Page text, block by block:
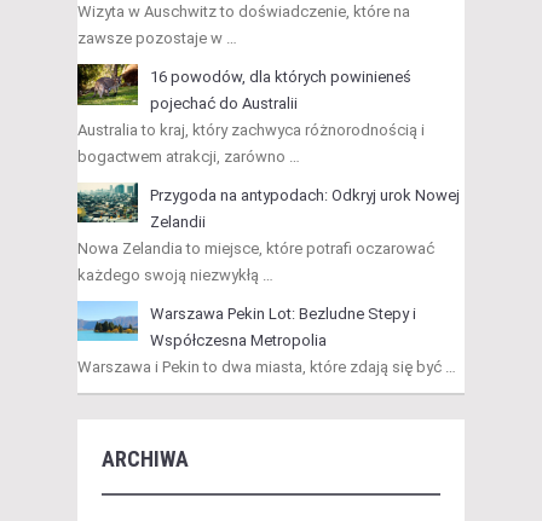
Wizyta w Auschwitz to doświadczenie, które na
zawsze pozostaje w …
16 powodów, dla których powinieneś
pojechać do Australii
Australia to kraj, który zachwyca różnorodnością i
bogactwem atrakcji, zarówno …
Przygoda na antypodach: Odkryj urok Nowej
Zelandii
Nowa Zelandia to miejsce, które potrafi oczarować
każdego swoją niezwykłą …
Warszawa Pekin Lot: Bezludne Stepy i
Współczesna Metropolia
Warszawa i Pekin to dwa miasta, które zdają się być …
ARCHIWA